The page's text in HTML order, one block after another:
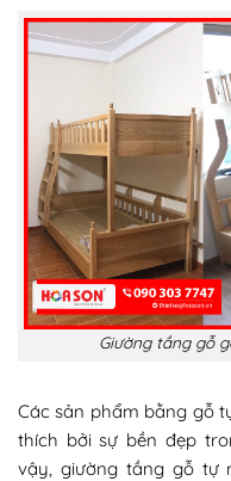
Giường tầng gỗ
Các sản phẩm bằng gỗ
thích bởi sự bền đẹp
vậy, giường tầng gỗ tự